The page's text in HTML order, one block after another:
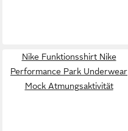
Nike Funktionsshirt Nike
Performance Park Underwear
Mock Atmungsaktivität